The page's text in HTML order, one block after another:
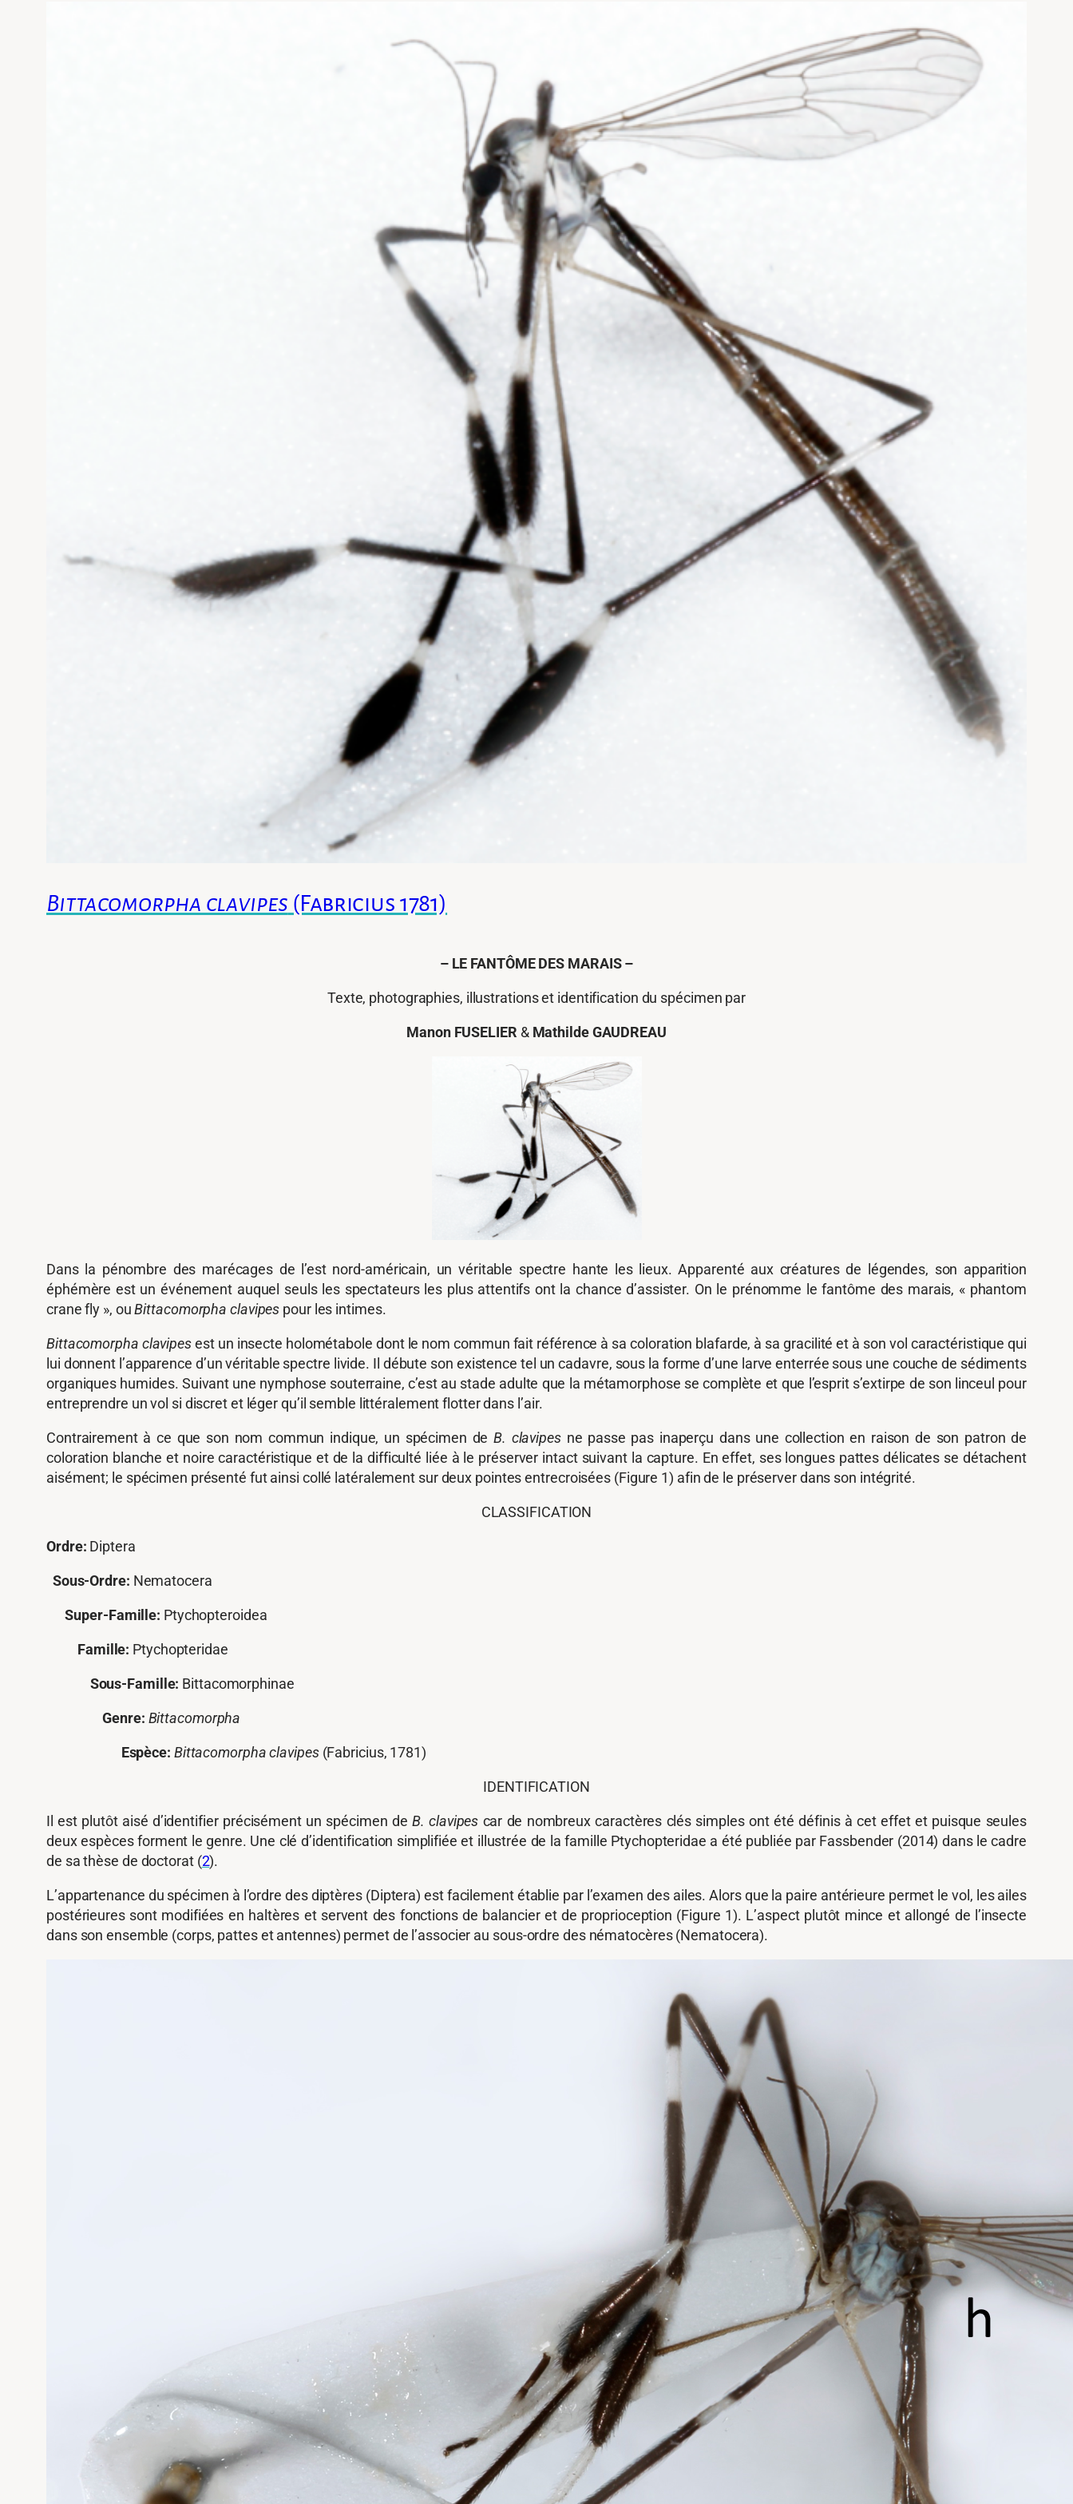
Bittacomorpha clavipes (Fabricius 1781)
– LE FANTÔME DES MARAIS –
Texte, photographies, illustrations et identification du spécimen par
Manon FUSELIER & Mathilde GAUDREAU
Dans la pénombre des marécages de l’est nord-américain, un véritable spectre hante les lieux. Apparenté aux créatures de légendes, son apparition
éphémère est un événement auquel seuls les spectateurs les plus attentifs ont la chance d’assister. On le prénomme le fantôme des marais, « phantom
crane fly », ouBittacomorpha clavipes pour les intimes.
Bittacomorpha clavipesest un insecte holométabole dont le nom commun fait référence à sa coloration blafarde, à sa gracilité et à son vol caractéristique qui
lui donnent l’apparence d’un véritable spectre livide. Il débute son existence tel un cadavre, sous la forme d’une larve enterrée sous une couche de sédiments
organiques humides. Suivant une nymphose souterraine, c’est au stade adulte que la métamorphose se complète et que l’esprit s’extirpe de son linceul pour
entreprendre un vol si discret et léger qu’il semble littéralement flotter dans l’air.
Contrairement à ce que son nom commun indique, un spécimen deB. clavipesne passe pas inaperçu dans une collection en raison de son patron de
coloration blanche et noire caractéristique et de la difficulté liée à le préserver intact suivant la capture. En effet, ses longues pattes délicates se détachent
aisément; le spécimen présenté fut ainsi collé latéralement sur deux pointes entrecroisées (Figure 1) afin de le préserver dans son intégrité.
CLASSIFICATION
Ordre: Diptera
Sous-Ordre: Nematocera
Super-Famille: Ptychopteroidea
Famille: Ptychopteridae
Sous-Famille: Bittacomorphinae
Genre: Bittacomorpha
Espèce: Bittacomorpha clavipes(Fabricius, 1781)
IDENTIFICATION
Il est plutôt aisé d’identifier précisément un spécimen de B. clavipes car de nombreux caractères clés simples ont été définis à cet effet et puisque seules
deux espèces forment le genre. Une clé d’identification simplifiée et illustrée de la famille Ptychopteridae a été publiée par Fassbender (2014) dans le cadre
de sa thèse de doctorat (2).
L’appartenance du spécimen à l’ordre des diptères (Diptera) est facilement établie par l’examen des ailes. Alors que la paire antérieure permet le vol, les ailes
postérieures sont modifiées en haltères et servent des fonctions de balancier et de proprioception (Figure 1). L’aspect plutôt mince et allongé de l’insecte
dans son ensemble (corps, pattes et antennes) permet de l’associer au sous-ordre des nématocères (Nematocera).